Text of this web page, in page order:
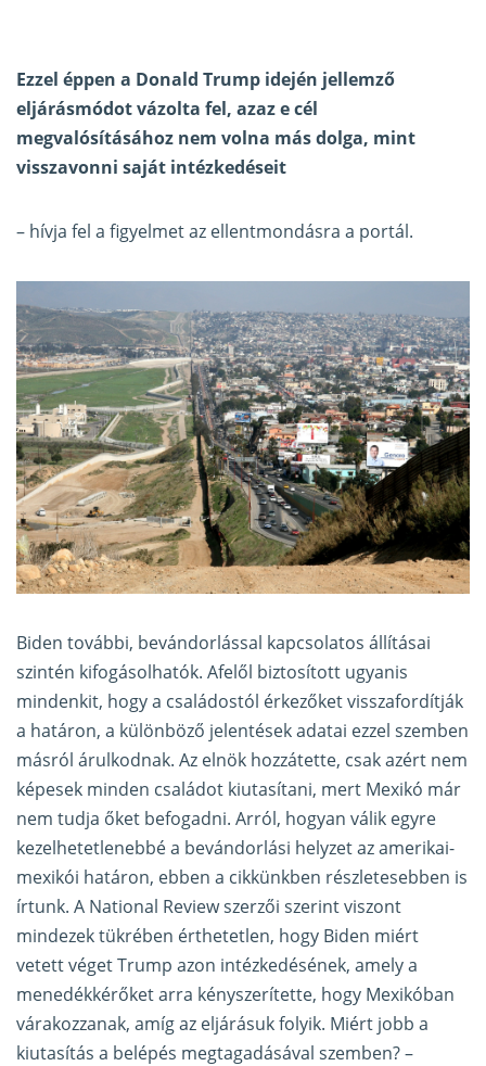
Ezzel éppen a Donald Trump idején jellemző
eljárásmódot vázolta fel, azaz e cél
megvalósításához nem volna más dolga, mint
visszavonni saját intézkedéseit
– hívja fel a figyelmet az ellentmondásra a portál.
Biden további, bevándorlással kapcsolatos állításai
szintén kifogásolhatók. Afelől biztosított ugyanis
mindenkit, hogy a családostól érkezőket visszafordítják
a határon, a különböző jelentések adatai ezzel szemben
másról árulkodnak. Az elnök hozzátette, csak azért nem
képesek minden családot kiutasítani, mert Mexikó már
nem tudja őket befogadni. Arról, hogyan válik egyre
kezelhetetlenebbé a bevándorlási helyzet az amerikai-
mexikói határon, ebben a cikkünkben részletesebben is
írtunk. A National Review szerzői szerint viszont
mindezek tükrében érthetetlen, hogy Biden miért
vetett véget Trump azon intézkedésének, amely a
menedékkérőket arra kényszerítette, hogy Mexikóban
várakozzanak, amíg az eljárásuk folyik. Miért jobb a
kiutasítás a belépés megtagadásával szemben? –